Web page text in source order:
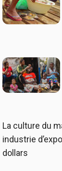
La culture du
industrie
dollars